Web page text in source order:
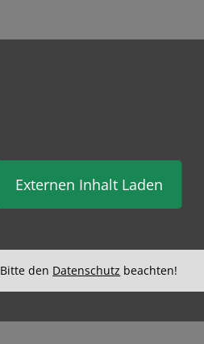
Externen Inhalt Laden
Bitte den Datenschutz beachten!